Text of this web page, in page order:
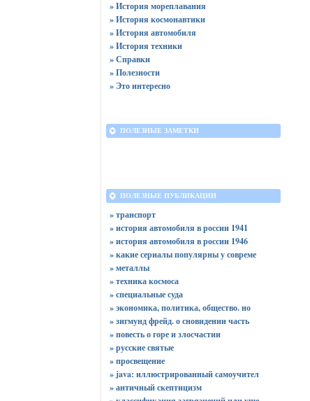
» История мореплавания
» История космонавтики
» История автомобиля
» История техники
» Справки
» Полезности
» Это интересно
ПОЛЕЗНЫЕ ЗАМЕТКИ
ПОЛЕЗНЫЕ ПУБЛИКАЦИИ
» транспорт
» история автомобиля в россии 1941
» история автомобиля в россии 1946
» какие сериалы популярны у совреме
» металлы
» техника космоса
» специальные суда
» экономика, политика, общество. но
» зигмунд фрейд. о сновидении часть
» повесть о горе и злосчастии
» русские святые
» просвещение
» java: иллюстрированный самоучител
» античный скептицизм